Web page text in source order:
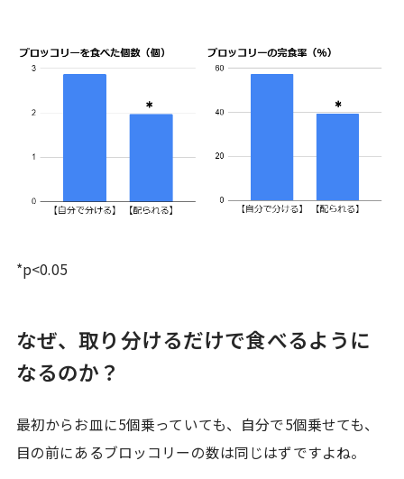
*p<0.05
なぜ、取り分けるだけで食べるように
なるのか？
最初からお皿に5個乗っていても、自分で5個乗せても、
目の前にあるブロッコリーの数は同じはずですよね。